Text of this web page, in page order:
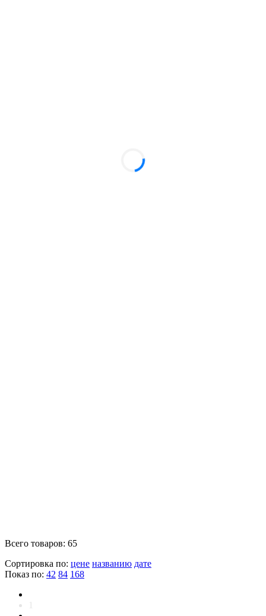
Всего товаров: 65
Сортировка по: цене названию дате
Показ по: 42 84 168
1